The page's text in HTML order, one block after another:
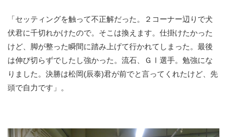
「セッティングを触って不正解だった。２コーナー辺りで犬
伏君に千切れかけたので。そこは換えます。仕掛けたかった
けど、脚が整った瞬間に踏み上げて行かれてしまった。最後
は伸び切らずでしたし強かった。流石、ＧⅠ選手。勉強にな
りました。決勝は松岡(辰泰)君が前でと言ってくれたけど、先
頭で自力です」。